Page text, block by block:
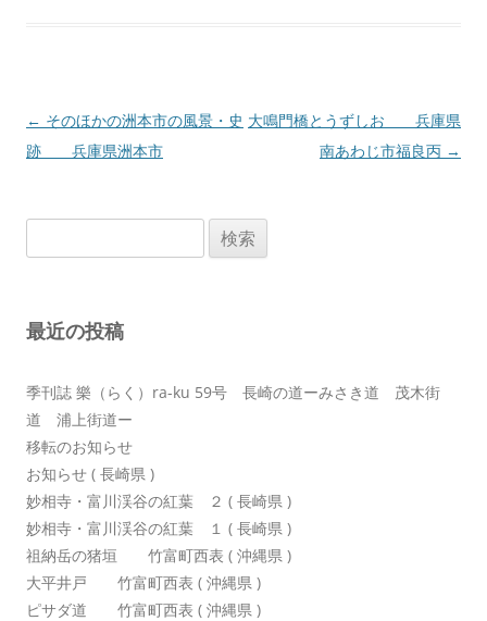
投
稿
ョ
← そのほかの洲本市の風景・史
跡 兵庫県洲本市
大鳴門橋とうずしお 兵庫県
南あわじ市福良丙 →
索:
最近の投稿
季刊誌 樂（らく）ra-ku 59号 長崎の道ーみさき道 茂木街
道 浦上街道ー
移転のお知らせ
お知らせ ( 長崎県 )
妙相寺・富川渓谷の紅葉 ２ ( 長崎県 )
妙相寺・富川渓谷の紅葉 １ ( 長崎県 )
祖納岳の猪垣 竹富町西表 ( 沖縄県 )
大平井戸 竹富町西表 ( 沖縄県 )
ピサダ道 竹富町西表 ( 沖縄県 )